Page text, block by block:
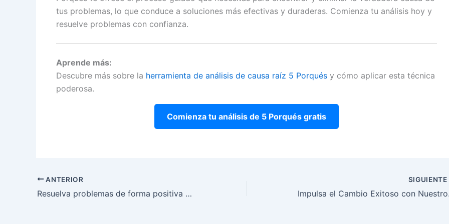
tus problemas, lo que conduce a soluciones más efectivas y duraderas. Comienza tu análisis hoy y
resuelve problemas con confianza.
Aprende más:
Descubre más sobre la herramienta de análisis de causa raíz 5 Porqués y cómo aplicar esta técnica
poderosa.
Comienza tu análisis de 5 Porqués gratis
ANTERIOR
Resuelva problemas de forma positiva con nuestra herramienta gratuita de análisis de causa raíz con inteligencia artificial
SIGUIENTE
Impulsa